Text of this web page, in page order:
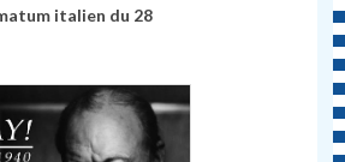
italien du 28